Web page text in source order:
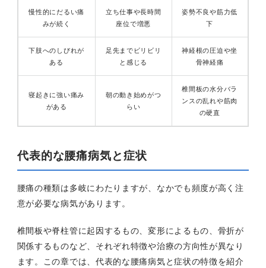
慢性的にだるい痛
みが続く
立ち仕事や長時間
座位で増悪
姿勢不良や筋力低
下
下肢へのしびれが
ある
足先までビリビリ
と感じる
神経根の圧迫や坐
骨神経痛
寝起きに強い痛み
がある
朝の動き始めがつ
らい
椎間板の水分バラ
ンスの乱れや筋肉
の硬直
代表的な腰痛病気と症状
腰痛の種類は多岐にわたりますが、なかでも頻度が高く注
意が必要な病気があります。
椎間板や脊柱管に起因するもの、変形によるもの、骨折が
関係するものなど、それぞれ特徴や治療の方向性が異なり
ます。この章では、代表的な腰痛病気と症状の特徴を紹介